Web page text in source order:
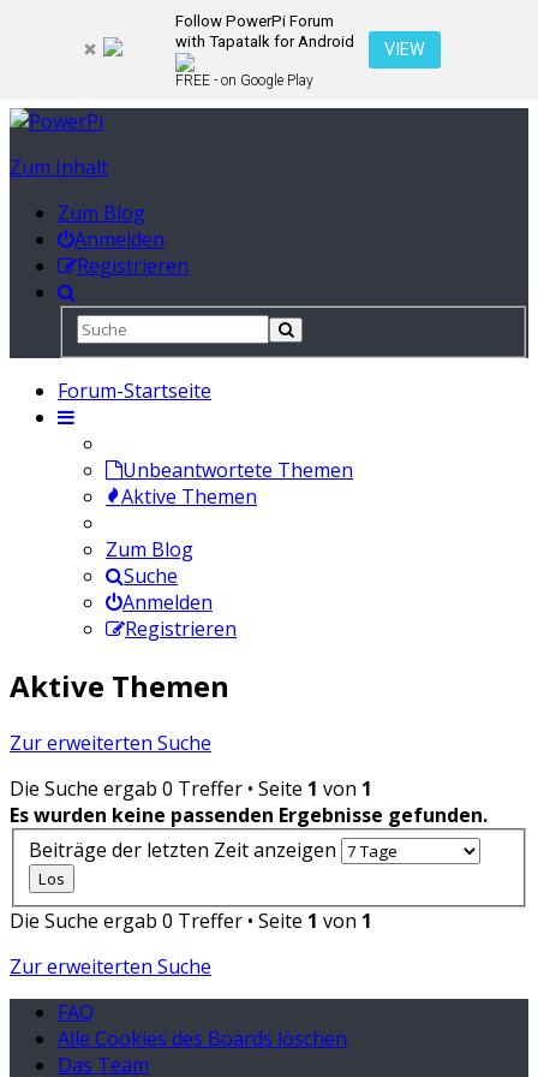
Follow PowerPi Forum
with Tapatalk for Android
FREE - on Google Play
VIEW
Zum Inhalt
Zum Blog
Anmelden
Registrieren
Forum-Startseite
Unbeantwortete Themen
Aktive Themen
Zum Blog
Suche
Anmelden
Registrieren
Aktive Themen
Zur erweiterten Suche
Die Suche ergab 0 Treffer • Seite 1 von 1
Es wurden keine passenden Ergebnisse gefunden.
Beiträge der letzten Zeit anzeigen
Die Suche ergab 0 Treffer • Seite 1 von 1
Zur erweiterten Suche
FAQ
Alle Cookies des Boards löschen
Das Team